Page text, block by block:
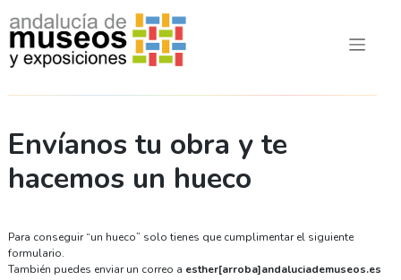
Envíanos tu obra y te
hacemos un hueco
Para conseguir “un hueco” solo tienes que cumplimentar el siguiente
formulario.
También puedes enviar un correo a esther[arroba]andaluciademuseos.es